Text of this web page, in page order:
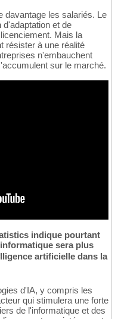
davantage les salariés. Le
d'adaptation et de
Mais la
résister à une réalité
n'embauchent
sur le marché.
indique pourtant
sera plus
artificielle dans la
d'IA, y compris les
qui stimulera une forte
de l'informatique et des